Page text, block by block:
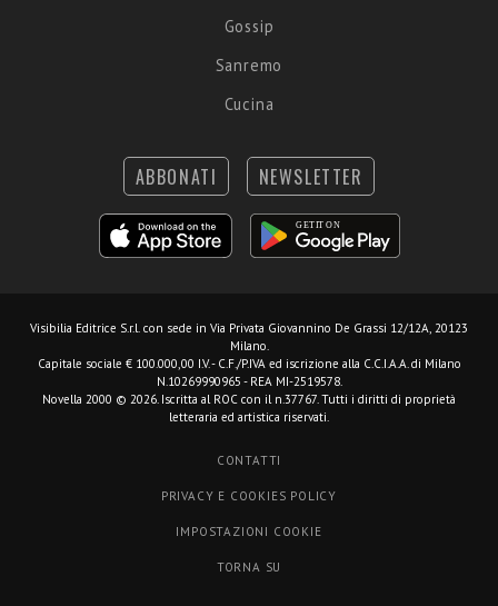
Gossip
Sanremo
Cucina
ABBONATI NEWSLETTER
Visibilia Editrice S.r.l. con sede in Via Privata Giovannino De Grassi 12/12A, 20123
Milano.
Capitale sociale € 100.000,00 I.V. - C.F./P.IVA ed iscrizione alla C.C.I.A.A. di Milano
N.10269990965 - REA MI-2519578.
Novella 2000 © 2026. Iscritta al ROC con il n.37767. Tutti i diritti di proprietà
letteraria ed artistica riservati.
CONTATTI
PRIVACY E COOKIES POLICY
IMPOSTAZIONI COOKIE
TORNA SU